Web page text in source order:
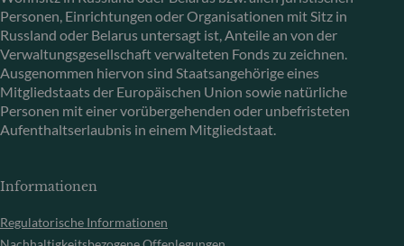
Personen, Einrichtungen oder Organisationen mit Sitz in
Russland oder Belarus untersagt ist, Anteile an von der
Verwaltungsgesellschaft verwalteten Fonds zu zeichnen.
Ausgenommen hiervon sind Staatsangehörige eines
Mitgliedstaats der Europäischen Union sowie natürliche
Personen mit einer vorübergehenden oder unbefristeten
Aufenthaltserlaubnis in einem Mitgliedstaat.
Informationen
Regulatorische Informationen